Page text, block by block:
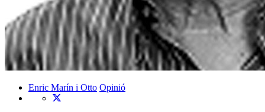
Enric Marín i Otto Opinió